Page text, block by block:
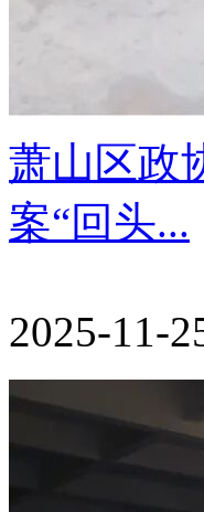
萧山区政
案“回头...
2025-11-